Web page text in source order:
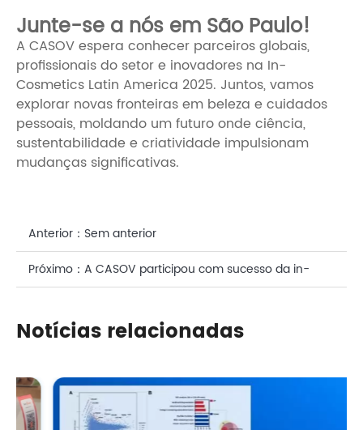
Junte-se a nós em São Paulo!
A CASOV espera conhecer parceiros globais,
profissionais do setor e inovadores na In-
Cosmetics Latin America 2025. Juntos, vamos
explorar novas fronteiras em beleza e cuidados
pessoais, moldando um futuro onde ciência,
sustentabilidade e criatividade impulsionam
mudanças significativas.
Anterior： Sem anterior
Próximo： A CASOV participou com sucesso da in-
Notícias relacionadas